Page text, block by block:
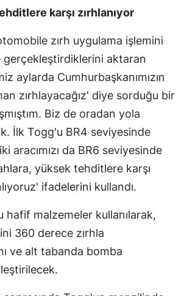
karşı zırhlanıyor
zırh uygulama işlemini
gerçekleştirdiklerini aktaran
aylarda Cumhurbaşkanımızın
zırhlayacağız' diye sorduğu bir
Biz de oradan yola
İlk Togg'u BR4 seviyesinde
aracımızı da BR6 seviyesinde
yüksek tehditlere karşı
ifadelerini kullandı.
hafif malzemeler kullanılarak,
360 derece zırhla
ve alt tabanda bomba